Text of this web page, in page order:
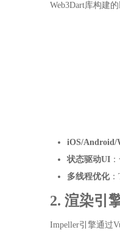
Web3Dart库构建
iOS/Android/
状态驱动UI
多线程优化：
2. 渲染引
Impeller引擎通过